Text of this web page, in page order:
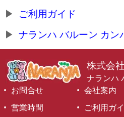
ご利用ガイド
ナランハ バルーン カン
株式会
ナランハ
お問合せ
会社案内
営業時間
ご利用ガ